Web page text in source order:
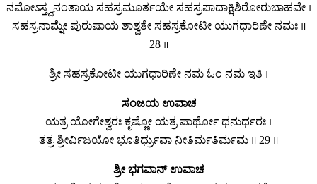
ನಮೋಽಸ್ತ್ವನಂತಾಯ ಸಹಸ್ರಮೂರ್ತಯೇ ಸಹಸ್ರಪಾದಾಕ್ಷಿಶಿರೋರುಬಾಹವೇ ।
ಸಹಸ್ರನಾಮ್ನೇ ಪುರುಷಾಯ ಶಾಶ್ವತೇ ಸಹಸ್ರಕೋಟೀ ಯುಗಧಾರಿಣೇ ನಮಃ ॥
28 ॥
ಶ್ರೀ ಸಹಸ್ರಕೋಟೀ ಯುಗಧಾರಿಣೇ ನಮ ಓಂ ನಮ ಇತಿ ।
ಸಂಜಯ ಉವಾಚ
ಯತ್ರ ಯೋಗೇಶ್ವರಃ ಕೃಷ್ಣೋ ಯತ್ರ ಪಾರ್ಥೋ ಧನುರ್ಧರಃ ।
ತತ್ರ ಶ್ರೀರ್ವಿಜಯೋ ಭೂತಿರ್ಧ್ರುವಾ ನೀತಿರ್ಮತಿರ್ಮಮ ॥ 29 ॥
ಶ್ರೀ ಭಗವಾನ್ ಉವಾಚ